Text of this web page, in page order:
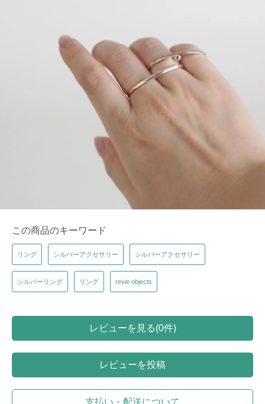
この商品のキーワード
リング シルバーアクセサリー シルバーアクセサリー
シルバーリング リング revie objects
レビューを見る(0件)
レビューを投稿